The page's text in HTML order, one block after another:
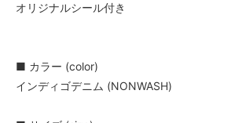
オリジナルシール付き
■ カラー (color)
インディゴデニム (NONWASH)